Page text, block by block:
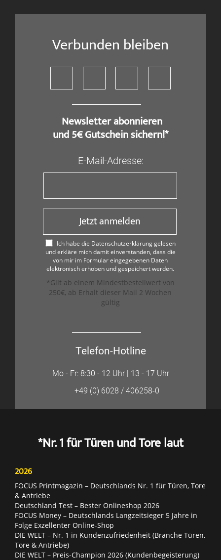
Verbunden bleiben
​ Newsletter abonnieren
und 5€ Gutschein sichern!*
E-Mail-Adresse:
Jetzt anmelden
Ich habe die Datenschutzerklärung gelesen
und erkläre mich damit einverstanden, dass die
von mir im Formular eingegebenen Daten
elektronisch erhoben und gespeichert werden.
*Gilt ab einem Mindestbestellwert von
250€, ab Erhalt dieser Mail 2 Wochen
gültig
Telefon-Hotline
Mo - Fr: 8:30 - 12 Uhr | 13 - 17 Uhr
+49 (0) 6028 / 406258-0
*Nr. 1 für Türen und Tore laut
2026
FOCUS Printmagazin – Deutschlands Nr. 1 für Türen, Tore
& Antriebe
Deutschland Test – Bester Onlineshop 2026
FOCUS Money – Deutschlands Langzeitsieger 5 Jahre in
Folge Exzellenter Online-Shop
DIE WELT – Nr. 1 in Kundenzufriedenheit (Branche Türen,
Tore & Antriebe)
DIE WELT – Preis-Champion 2026 (Kundenbegeisterung)